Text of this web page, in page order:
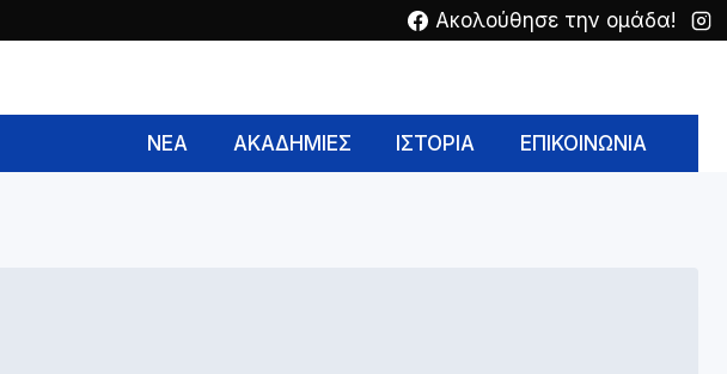
Ακολούθησε την ομάδα!
ΝΕΑ ΑΚΑΔΗΜΙΕΣ ΙΣΤΟΡΙΑ ΕΠΙΚΟΙΝΩΝΙΑ